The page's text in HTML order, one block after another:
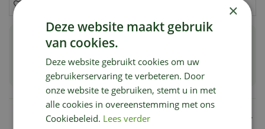
Groot aanbod bijzondere & zeldzame planten
Planten van de hoogste kwaliteit
Omschrijving
×
Deze website maakt gebruik
van cookies.
Deze website gebruikt cookies om uw
gebruikerservaring te verbeteren. Door
onze website te gebruiken, stemt u in met
alle cookies in overeenstemming met ons
Cookiebeleid. Lees verder